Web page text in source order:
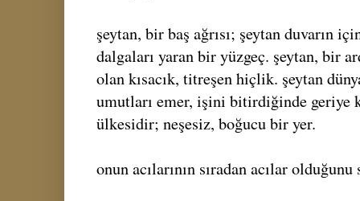
şeytan, bir baş ağrısı; şeytan duvarın
dalgaları yaran bir yüzgeç. şeytan, bir
olan kısacık, titreşen hiçlik. şeytan
umutları emer, işini bitirdiğinde geriye
ülkesidir; neşesiz, boğucu bir yer.
onun acılarının sıradan acılar